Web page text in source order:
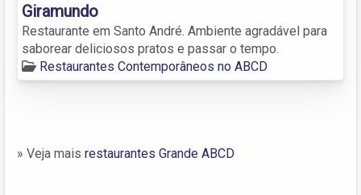
Giramundo
Restaurante em Santo André. Ambiente agradável para
saborear deliciosos pratos e passar o tempo.
Restaurantes Contemporâneos no ABCD
» Veja mais restaurantes Grande ABCD